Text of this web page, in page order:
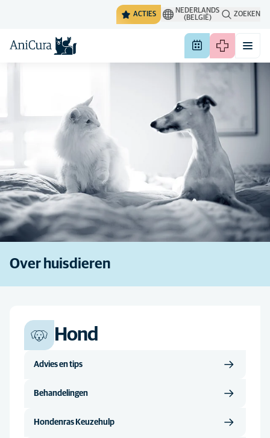
ACTIES
NEDERLANDS
(BELGIË)
ZOEKEN
Over huisdieren
Hond
Advies en tips
Behandelingen
Hondenras Keuzehulp